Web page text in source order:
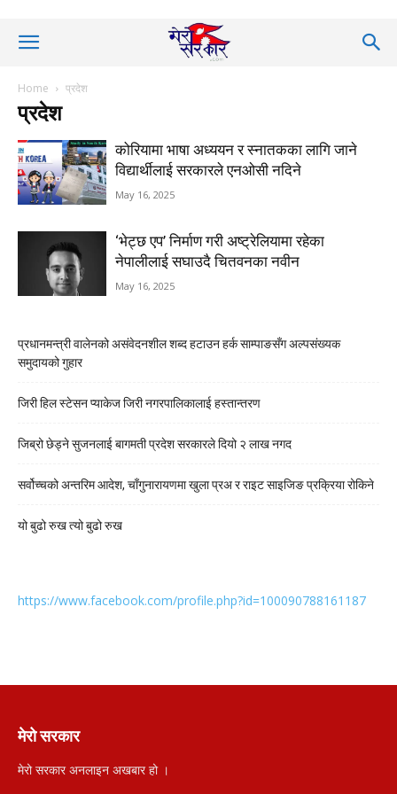
Home प्रदेश
प्रदेश
कोरियामा भाषा अध्ययन र स्‍नातकका लागि जाने
विद्यार्थीलाई सरकारले एनओसी नदिने
May 16, 2025
‘भेट्छ एप’ निर्माण गरी अष्ट्रेलियामा रहेका
नेपालीलाई सघाउदै चितवनका नवीन
May 16, 2025
प्रधानमन्त्री वालेनको असंवेदनशील शब्द हटाउन हर्क साम्पाङसँग अल्पसंख्यक
समुदायको गुहार
जिरी हिल स्टेसन प्याकेज जिरी नगरपालिकालाई हस्तान्तरण
जिब्रो छेड्ने सुजनलाई बागमती प्रदेश सरकारले दियो २ लाख नगद
सर्वोच्चको अन्तरिम आदेश, चाँगुनारायणमा खुला प्रअ र राइट साइजिङ प्रक्रिया रोकिने
यो बुढो रुख त्यो बुढो रुख
https://www.facebook.com/profile.php?id=100090788161187
मेरो सरकार
मेरो सरकार अनलाइन अखबार हो ।